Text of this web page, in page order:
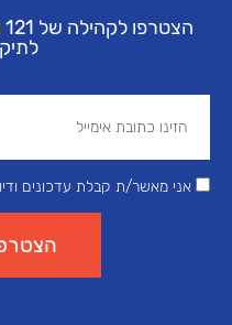
אני מאשר/ת קבלת עדכונים